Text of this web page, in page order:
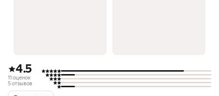
4.5
11 оценок
5 отзывов